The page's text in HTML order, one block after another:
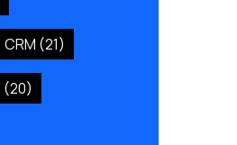
CRM (21)
(20)